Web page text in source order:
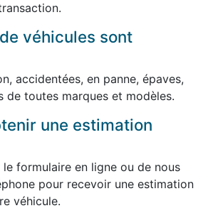
véhicules sont
accidentées, en panne, épaves,
de toutes marques et modèles.
une estimation
formulaire en ligne ou de nous
pour recevoir une estimation
véhicule.